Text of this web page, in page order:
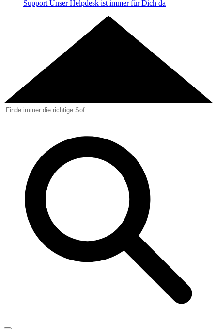
Support Unser Helpdesk ist immer für Dich da